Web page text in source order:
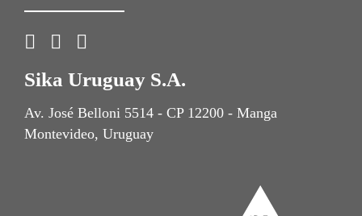
Sika Uruguay S.A.
Av. José Belloni 5514 - CP 12200 - Manga
Montevideo, Uruguay